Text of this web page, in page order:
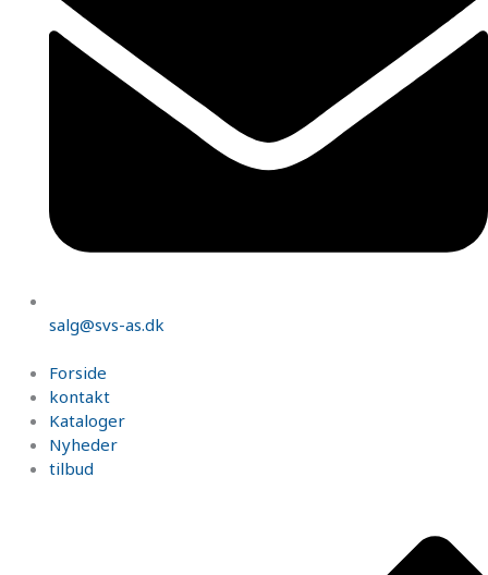
salg@svs-as.dk
Forside
kontakt
Kataloger
Nyheder
tilbud